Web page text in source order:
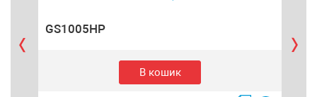
GS1005HP
В кошик